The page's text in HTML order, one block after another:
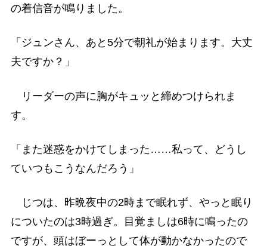
の着信音が鳴りました。
「ジュンさん、あと5分で朝礼が始まります。大丈
夫ですか？」
リーダーの声に胸がキュッと締めつけられま
す。
「また迷惑をかけてしまった……私って、どうし
ていつもこうなんだろう」
じつは、昨晩夜中の2時まで眠れず、やっと眠り
についたのは3時過ぎ。目覚ましは6時に鳴ったの
ですが、頭はぼーっとして体が動かなかったので